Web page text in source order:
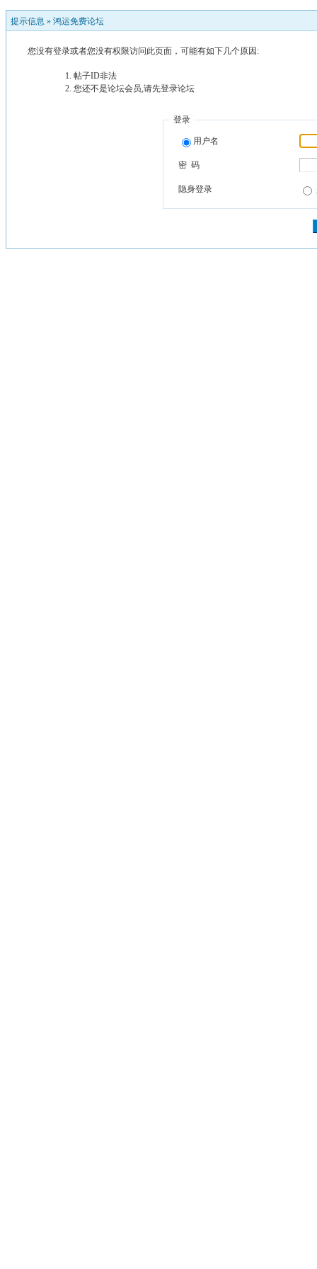
提示信息 » 鸿运免费论坛
您没有登录或者您没有权限访问此页面，可能有如下几个原因:
帖子ID非法
您还不是论坛会员,请先登录论坛
登录
用户名
密 码
隐身登录